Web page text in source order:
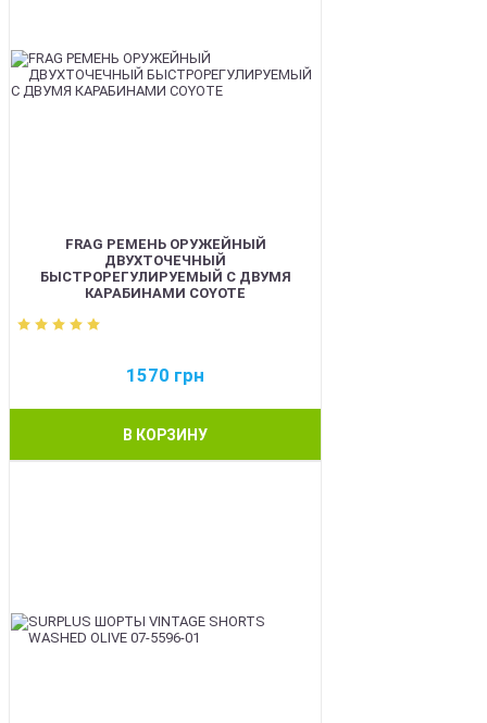
FRAG РЕМЕНЬ ОРУЖЕЙНЫЙ
ДВУХТОЧЕЧНЫЙ
БЫСТРОРЕГУЛИРУЕМЫЙ С ДВУМЯ
КАРАБИНАМИ COYOTE
1570 грн
В КОРЗИНУ